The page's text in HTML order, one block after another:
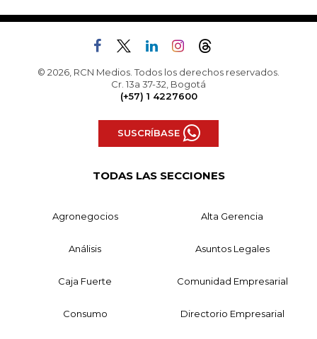
© 2026, RCN Medios. Todos los derechos reservados.
Cr. 13a 37-32, Bogotá
(+57) 1 4227600
SUSCRÍBASE
TODAS LAS SECCIONES
Agronegocios Alta Gerencia
Análisis Asuntos Legales
Caja Fuerte Comunidad Empresarial
Consumo Directorio Empresarial